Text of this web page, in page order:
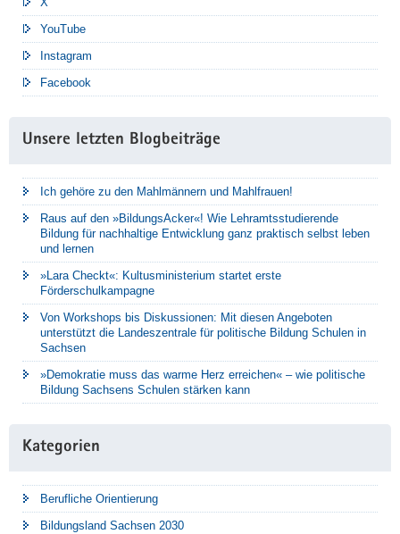
YouTube
Instagram
Facebook
Unsere letzten Blogbeiträge
Ich gehöre zu den Mahlmännern und Mahlfrauen!
Raus auf den »BildungsAcker«! Wie Lehramtsstudierende
Bildung für nachhaltige Entwicklung ganz praktisch selbst leben
und lernen
»Lara Checkt«: Kultusministerium startet erste
Förderschulkampagne
Von Workshops bis Diskussionen: Mit diesen Angeboten
unterstützt die Landeszentrale für politische Bildung Schulen in
Sachsen
»Demokratie muss das warme Herz erreichen« – wie politische
Bildung Sachsens Schulen stärken kann
Kategorien
Berufliche Orientierung
Bildungsland Sachsen 2030